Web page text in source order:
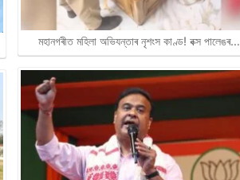
মহানগৰীত মহিলা অভিযন্তাৰ নৃশংস কাণ্ড! বক্স পালেঙৰ…